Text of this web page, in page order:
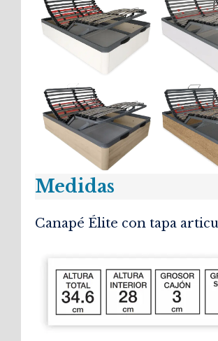
Medidas
Canapé Élite con tapa